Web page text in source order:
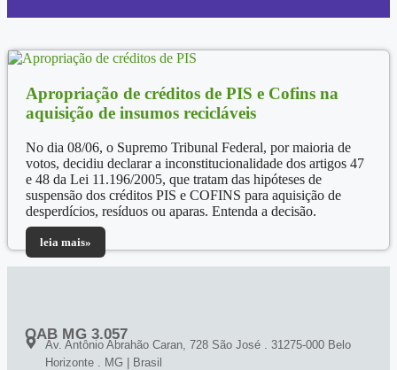
Apropriação de créditos de PIS e Cofins na
aquisição de insumos recicláveis
No dia 08/06, o Supremo Tribunal Federal, por maioria de
votos, decidiu declarar a inconstitucionalidade dos artigos 47
e 48 da Lei 11.196/2005, que tratam das hipóteses de
suspensão dos créditos PIS e COFINS para aquisição de
desperdícios, resíduos ou aparas. Entenda a decisão.
leia mais»
OAB MG 3.057
Av. Antônio Abrahão Caran, 728 São José . 31275-000 Belo
Horizonte . MG | Brasil